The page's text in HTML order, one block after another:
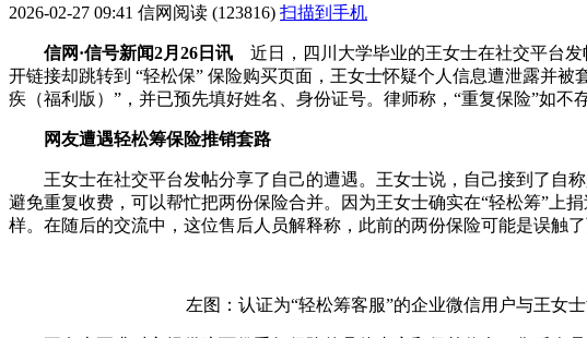
2026-02-27 09:41 信网 阅读 (123816) 扫描到手机
信网·信号新闻2月26日讯 近日，四川大学毕业的王女士在社交平台
开链接却跳转到 “轻松保” 保险购买页面，王女士怀疑个人信息遭泄露并
疾（福利版）”，并已预先填好姓名、身份证号。律师称，“重复保险”如不
网友遭遇轻松筹保险推销套路
王女士在社交平台发帖分享了自己的遭遇。王女士说，自己接到了自
避免重复收费，可以帮忙把两份保险合并。因为王女士确实在“轻松筹”上
样。在随后的交流中，这位售后人员解释称，此前的两份保险可能是误触了
左图：认证为“轻松筹客服”的企业微信用户与王女